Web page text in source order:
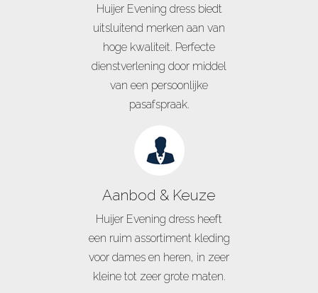
Huijer Evening dress biedt
uitsluitend merken aan van
hoge kwaliteit. Perfecte
dienstverlening door middel
van een persoonlijke
pasafspraak.
Aanbod & Keuze
Huijer Evening dress heeft
een ruim assortiment kleding
voor dames en heren, in zeer
kleine tot zeer grote maten.